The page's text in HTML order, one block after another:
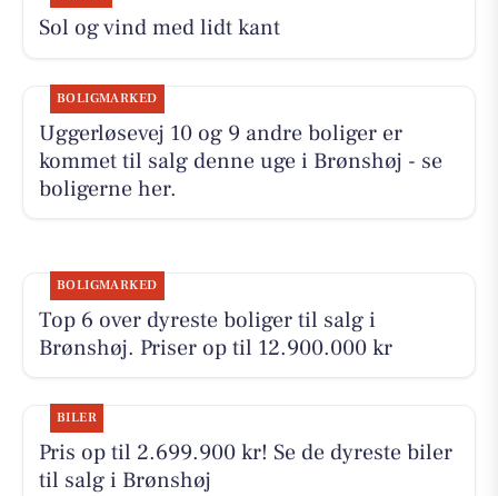
Sol og vind med lidt kant
BOLIGMARKED
Uggerløsevej 10 og 9 andre boliger er
kommet til salg denne uge i Brønshøj - se
boligerne her.
BOLIGMARKED
Top 6 over dyreste boliger til salg i
Brønshøj. Priser op til 12.900.000 kr
BILER
Pris op til 2.699.900 kr! Se de dyreste biler
til salg i Brønshøj